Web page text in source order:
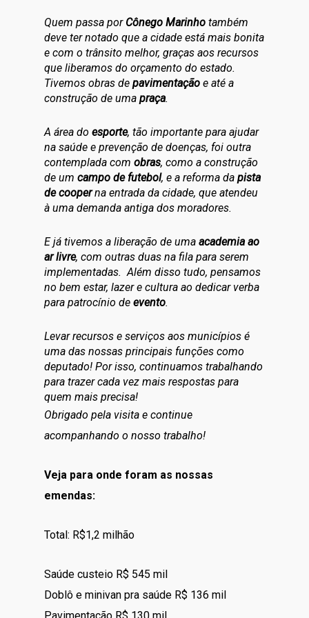
Quem passa por Cônego Marinho também
deve ter notado que a cidade está mais bonita
e com o trânsito melhor, graças aos recursos
que liberamos do orçamento do estado.
Tivemos obras de pavimentação e até a
construção de uma praça.
A área do esporte, tão importante para ajudar
na saúde e prevenção de doenças, foi outra
contemplada com obras, como a construção
de um campo de futebol, e a reforma da pista
de cooperna entrada da cidade, que atendeu
à uma demanda antiga dos moradores.
E já tivemos a liberação de uma academia ao
ar livre, com outras duas na fila para serem
implementadas. Além disso tudo, pensamos
no bem estar, lazer e cultura ao dedicar verba
para patrocínio de evento.
Levar recursos e serviços aos municípios é
uma das nossas principais funções como
deputado! Por isso, continuamos trabalhando
para trazer cada vez mais respostas para
quem mais precisa!
Obrigado pela visita e continue
acompanhando o nosso trabalho!
Veja para onde foram as nossas
emendas:
Total: R$1,2 milhão
Saúde custeio R$ 545 mil
Doblô e minivan pra saúde R$ 136 mil